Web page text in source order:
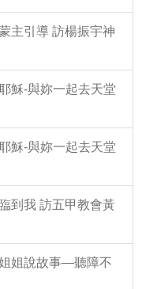
主引導 訪楊振宇神
穌-與妳一起去天堂
穌-與妳一起去天堂
到我 訪五甲教會黃
姐說故事—聽障不